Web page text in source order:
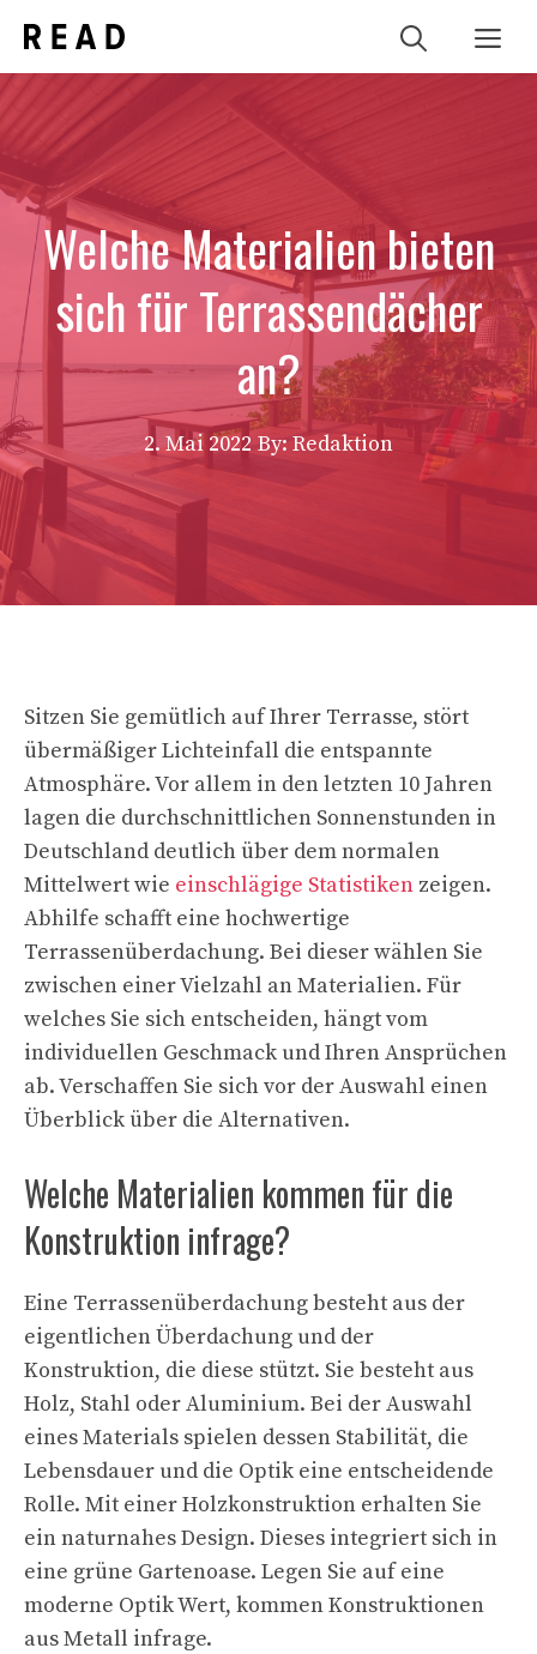
Inhalt
springen
Welche Materialien bieten
sich für Terrassendächer
an?
2. Mai 2022 By: Redaktion
Sitzen Sie gemütlich auf Ihrer Terrasse, stört
übermäßiger Lichteinfall die entspannte
Atmosphäre. Vor allem in den letzten 10 Jahren
lagen die durchschnittlichen Sonnenstunden in
Deutschland deutlich über dem normalen
Mittelwert wie einschlägige Statistiken zeigen.
Abhilfe schafft eine hochwertige
Terrassenüberdachung. Bei dieser wählen Sie
zwischen einer Vielzahl an Materialien. Für
welches Sie sich entscheiden, hängt vom
individuellen Geschmack und Ihren Ansprüchen
ab. Verschaffen Sie sich vor der Auswahl einen
Überblick über die Alternativen.
Welche Materialien kommen für die
Konstruktion infrage?
Eine Terrassenüberdachung besteht aus der
eigentlichen Überdachung und der
Konstruktion, die diese stützt. Sie besteht aus
Holz, Stahl oder Aluminium. Bei der Auswahl
eines Materials spielen dessen Stabilität, die
Lebensdauer und die Optik eine entscheidende
Rolle. Mit einer Holzkonstruktion erhalten Sie
ein naturnahes Design. Dieses integriert sich in
eine grüne Gartenoase. Legen Sie auf eine
moderne Optik Wert, kommen Konstruktionen
aus Metall infrage.